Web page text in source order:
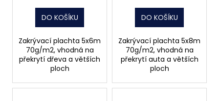
DO KOŠÍKU
Zakrývací plachta 5x6m
70g/m2, vhodná na
překrytí dřeva a větších
ploch
DO KOŠÍKU
Zakrývací plachta 5x8m
70g/m2, vhodná na
překrytí auta a větších
ploch